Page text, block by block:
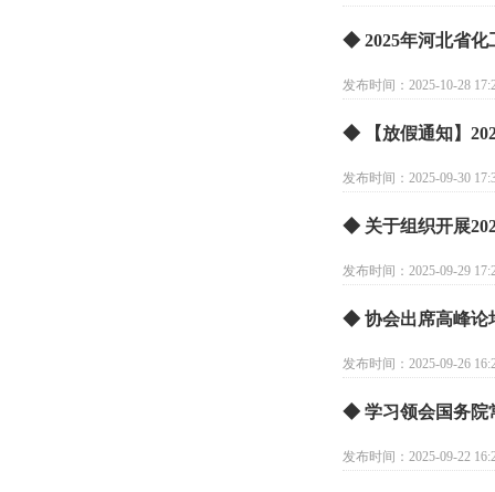
◆ 2025年河北省化
发布时间：2025-10-28
◆ 【放假通知】
发布时间：2025-09-30
◆ 关于组织开展
发布时间：2025-09-29
◆ 协会出席高峰论
发布时间：2025-09-26
◆ 学习领会国务院
发布时间：2025-09-22